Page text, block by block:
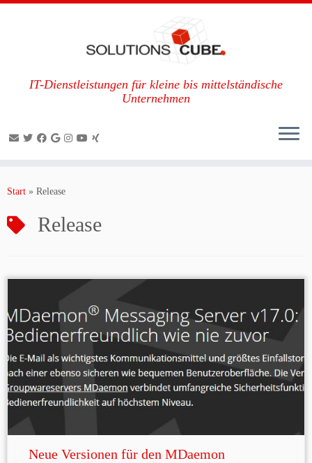
Inhalt
IT-Dienstleistungen für kleine bis mittelständische
Unternehmen
Start » Release
Release
Neue Versionen für den MDaemon